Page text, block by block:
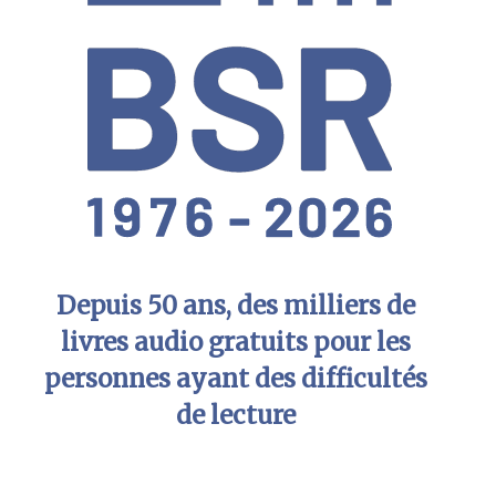
Depuis 50 ans, des milliers de
livres audio gratuits pour les
personnes ayant des difficultés
de lecture